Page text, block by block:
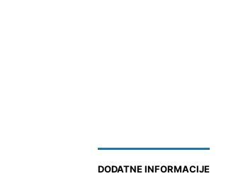
DODATNE INFORMACIJE